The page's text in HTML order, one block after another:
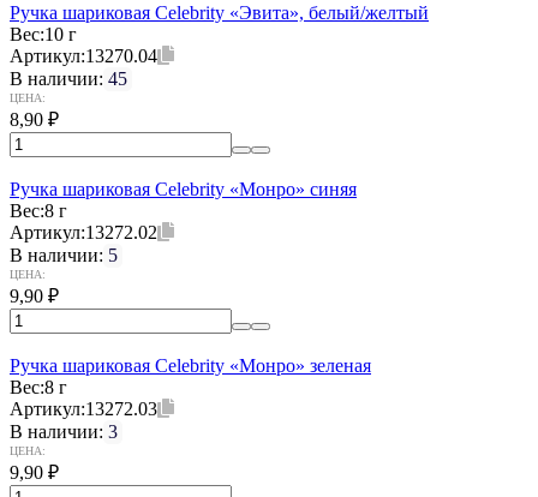
Ручка шариковая Celebrity «Эвита», белый/желтый
Вес:10 г
Артикул:13270.04
В наличии: 45
ЦЕНА:
8,90 ₽
Ручка шариковая Celebrity «Монро» синяя
Вес:8 г
Артикул:13272.02
В наличии: 5
ЦЕНА:
9,90 ₽
Ручка шариковая Celebrity «Монро» зеленая
Вес:8 г
Артикул:13272.03
В наличии: 3
ЦЕНА:
9,90 ₽